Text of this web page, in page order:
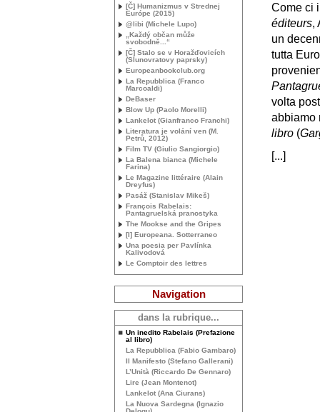
Come ci
éditeurs,
un
tutta
volta
abbiamo
libro (
[...]
[Č] Humanizmus v Strednej
Európe (2015)
@libi (Michele Lupo)
„Každý občan může
svobodně...“
[Č] Stalo se v Horažďovicích
(Slunovratovy paprsky)
Europeanbookclub.org
La Repubblica (Franco
Marcoaldi)
DeBaser
Blow Up (Paolo Morelli)
Lankelot (Gianfranco Franchi)
Literatura je volání ven (M.
Petrů, 2012)
Film TV (Giulio Sangiorgio)
La Balena bianca (Michele
Farina)
Le Magazine littéraire (Alain
Dreyfus)
Pasáž (Stanislav Mikeš)
François Rabelais:
Pantagruelská pranostyka
The Mookse and the Gripes
[I] Europeana. Sotterraneo
Una poesia per Pavlínka
Kalivodová
Le Comptoir des lettres
Navigation
dans la rubrique...
Un inedito Rabelais (Prefazione
al libro)
La Repubblica (Fabio Gambaro)
Il Manifesto (Stefano Gallerani)
L’Unità (Riccardo De Gennaro)
Lire (Jean Montenot)
Lankelot (Ana Ciurans)
La Nuova Sardegna (Ignazio